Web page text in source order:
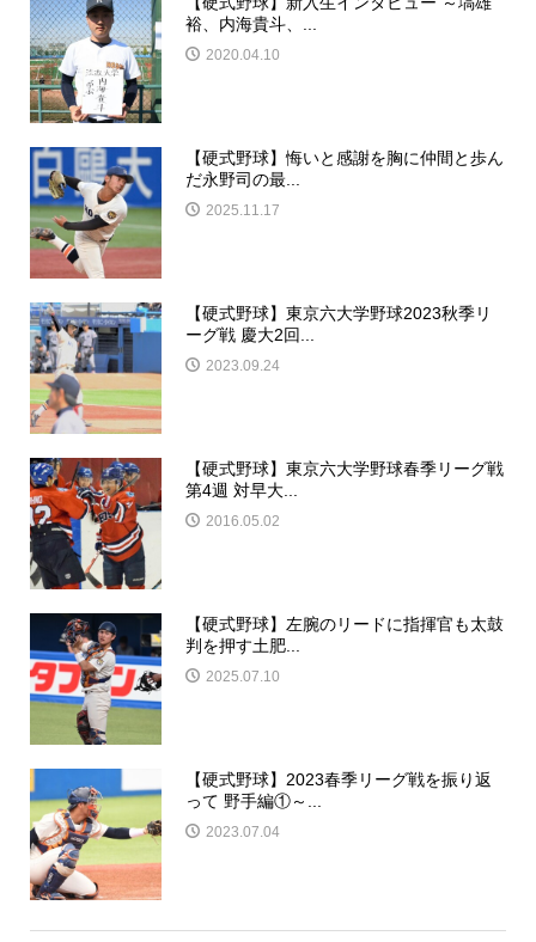
裕、内海貴斗、...
2020.04.10
【硬式野球】悔いと感謝を胸に仲間と歩ん
だ永野司の最...
2025.11.17
【硬式野球】東京六大学野球2023秋季リ
ーグ戦 慶大2回...
2023.09.24
【硬式野球】東京六大学野球春季リーグ戦
第4週 対早大...
2016.05.02
【硬式野球】左腕のリードに指揮官も太鼓
判を押す土肥...
2025.07.10
【硬式野球】2023春季リーグ戦を振り返
って 野手編①～...
2023.07.04